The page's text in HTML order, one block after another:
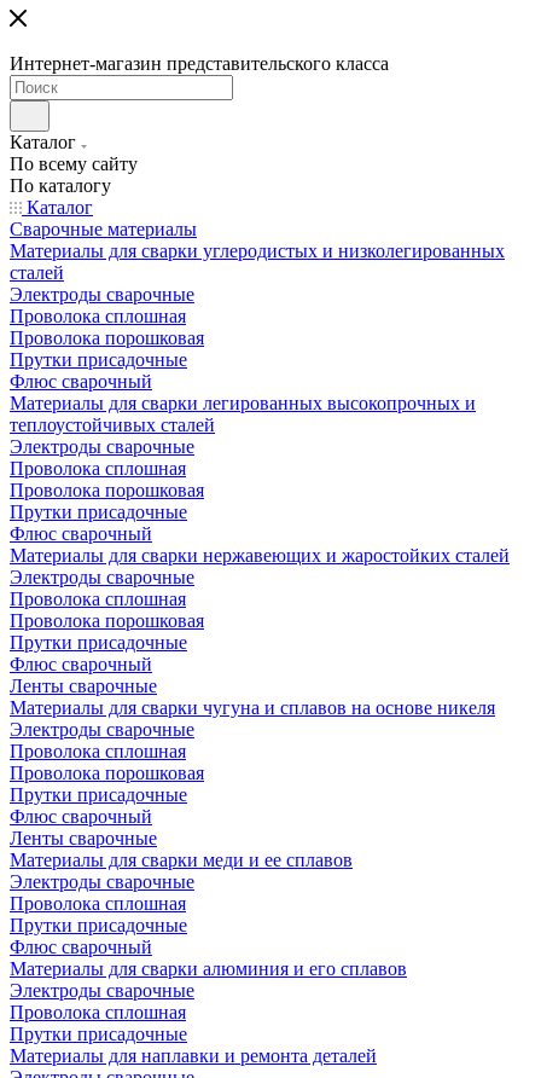
Интернет-магазин представительского класса
Каталог
По всему сайту
По каталогу
Каталог
Сварочные материалы
Материалы для сварки углеродистых и низколегированных
сталей
Электроды сварочные
Проволока сплошная
Проволока порошковая
Прутки присадочные
Флюс сварочный
Материалы для сварки легированных высокопрочных и
теплоустойчивых сталей
Электроды сварочные
Проволока сплошная
Проволока порошковая
Прутки присадочные
Флюс сварочный
Материалы для сварки нержавеющих и жаростойких сталей
Электроды сварочные
Проволока сплошная
Проволока порошковая
Прутки присадочные
Флюс сварочный
Ленты сварочные
Материалы для сварки чугуна и сплавов на основе никеля
Электроды сварочные
Проволока сплошная
Проволока порошковая
Прутки присадочные
Флюс сварочный
Ленты сварочные
Материалы для сварки меди и ее сплавов
Электроды сварочные
Проволока сплошная
Прутки присадочные
Флюс сварочный
Материалы для сварки алюминия и его сплавов
Электроды сварочные
Проволока сплошная
Прутки присадочные
Материалы для наплавки и ремонта деталей